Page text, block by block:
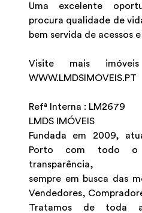
Uma excelente
procura qualidade de
bem servida de acessos
Visite mais
WWW.LMDSIMOVEIS.PT
Refª Interna : LM2679
LMDS IMÓVEIS
Fundada em 2009,
Porto com todo o
transparência,
sempre em busca das
Vendedores,
Tratamos de toda